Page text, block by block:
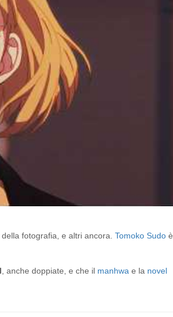
fotografia, e altri ancora. Tomoko Sudo è
, anche doppiate, e che il manhwa e la novel